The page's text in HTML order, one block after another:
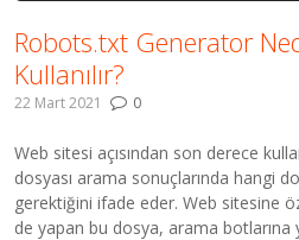
Robots.txt Generator
Kullanılır?
22 Mart 2021 0
Web sitesi açısından son derece
dosyası arama sonuçlarında hangi
gerektiğini ifade eder. Web sitesine
de yapan bu dosya, arama